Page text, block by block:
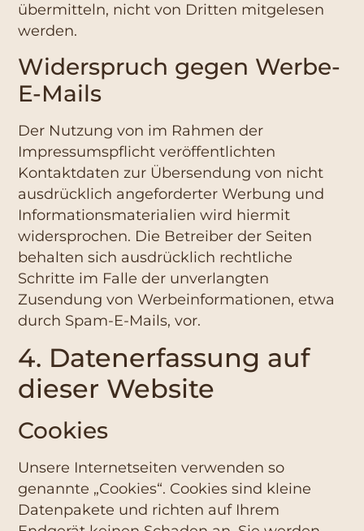
übermitteln, nicht von Dritten mitgelesen
werden.
Widerspruch gegen Werbe-
E-Mails
Der Nutzung von im Rahmen der
Impressumspflicht veröffentlichten
Kontaktdaten zur Übersendung von nicht
ausdrücklich angeforderter Werbung und
Informationsmaterialien wird hiermit
widersprochen. Die Betreiber der Seiten
behalten sich ausdrücklich rechtliche
Schritte im Falle der unverlangten
Zusendung von Werbeinformationen, etwa
durch Spam-E-Mails, vor.
4. Datenerfassung auf
dieser Website
Cookies
Unsere Internetseiten verwenden so
genannte „Cookies“. Cookies sind kleine
Datenpakete und richten auf Ihrem